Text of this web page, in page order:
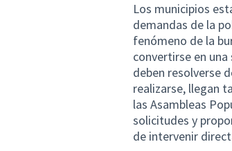
Los municipios
demandas de la
fenómeno de la
convertirse en
deben resolverse
realizarse, llegan
las Asambleas
solicitudes y
de intervenir